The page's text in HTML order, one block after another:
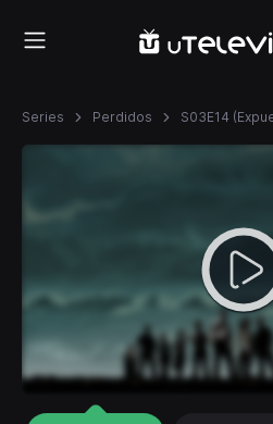
Series Perdidos S03E14